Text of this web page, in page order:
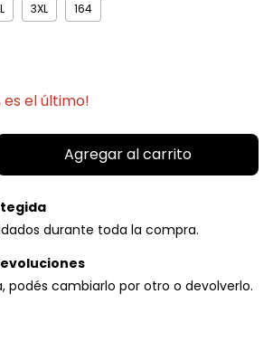
3XL 164
es el último!
durante toda la compra.
podés cambiarlo por otro o devolverlo.